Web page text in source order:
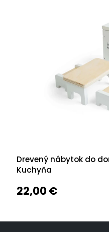
Drevený nábytok do
Kuchyňa
22,00 €
Z